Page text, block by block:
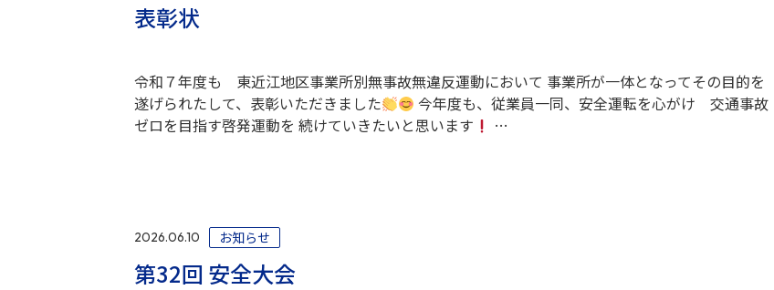
表彰状
令和７年度も 東近江地区事業所別無事故無違反運動において 事業所が一体となってその目的を
遂げられたして、表彰いただきました
今年度も、従業員一同、安全運転を心がけ 交通事故
ゼロを目指す啓発運動を 続けていきたいと思います
…
2026.06.10 お知らせ
第32回 安全大会